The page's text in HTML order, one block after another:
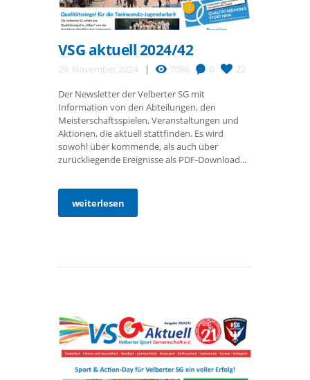
VSG aktuell 2024/42
29. November 2024 7086 0 22
Der Newsletter der Velberter SG mit
Information von den Abteilungen, den
Meisterschaftsspielen, Veranstaltungen und
Aktionen, die aktuell stattfinden. Es wird
sowohl über kommende, als auch über
zurückliegende Ereignisse als PDF-Download...
weiterlesen